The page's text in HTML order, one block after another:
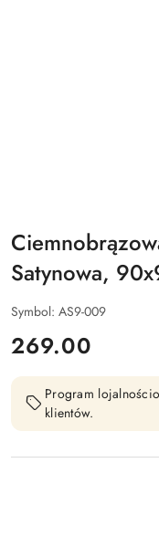
Satynowa,
Symbol: AS9-009
cena:
269.00
Program
klientów.